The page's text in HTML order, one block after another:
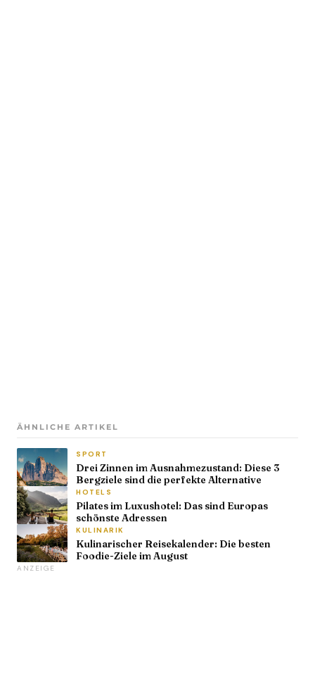
ÄHNLICHE ARTIKEL
SPORT
Drei Zinnen im Ausnahmezustand: Diese 3
Bergziele sind die perfekte Alternative
HOTELS
Pilates im Luxushotel: Das sind Europas
schönste Adressen
KULINARIK
Kulinarischer Reisekalender: Die besten
Foodie-Ziele im August
ANZEIGE